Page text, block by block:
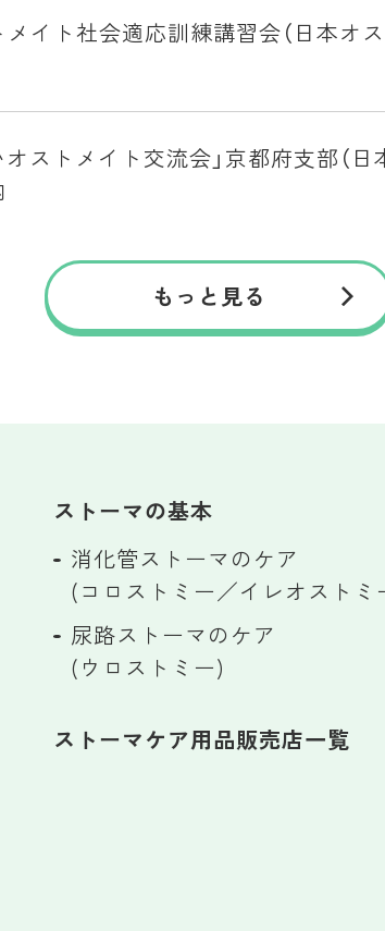
イト社会適応訓練講習会（日本オ
オストメイト交流会」京都府支部（
もっと見る
ストーマの基本
消化管ストーマのケア
(コロストミー／イレオストミ
尿路ストーマのケア
(ウロストミー)
ストーマケア用品販売店一覧